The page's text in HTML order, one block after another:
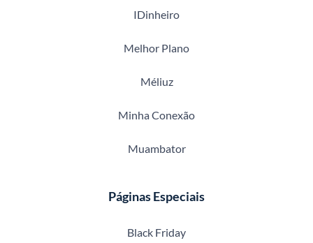
IDinheiro
Melhor Plano
Méliuz
Minha Conexão
Muambator
Páginas Especiais
Black Friday